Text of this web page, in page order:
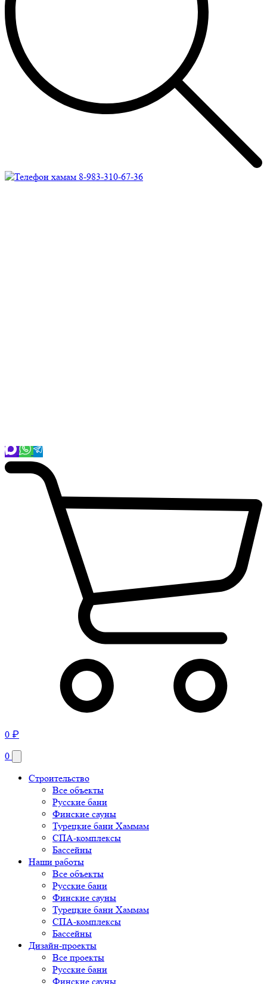
8-983-310-67-36
0 ₽
0
Строительство
Все объекты
Русские бани
Финские сауны
Турецкие бани Хаммам
СПА-комплексы
Бассейны
Наши работы
Все объекты
Русские бани
Финские сауны
Турецкие бани Хаммам
СПА-комплексы
Бассейны
Дизайн-проекты
Все проекты
Русские бани
Финские сауны